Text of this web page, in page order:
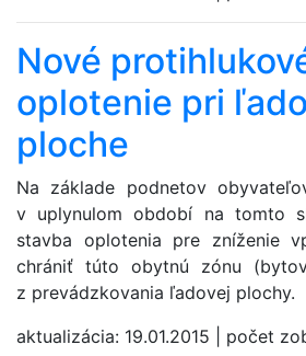
Nové
oplotenie pri
ploche
Na základe podnetov
v uplynulom období na tomto
stavba oplotenia pre zníženie
chrániť túto obytnú zónu
z prevádzkovania ľadovej plochy.
aktualizácia: 19.01.2015 počet